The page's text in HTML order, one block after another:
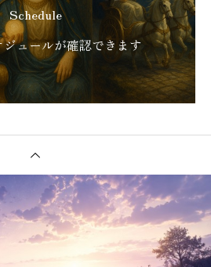
Schedule
ュールが確認できます